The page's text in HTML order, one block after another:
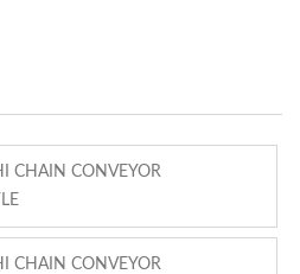
CHAIN CONVEYOR
CHAIN CONVEYOR